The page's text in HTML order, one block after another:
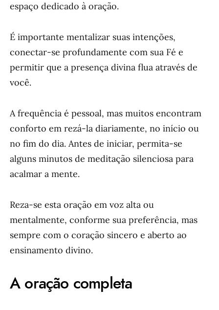
espaço dedicado à oração.
É importante mentalizar suas intenções,
conectar-se profundamente com sua Fé e
permitir que a presença divina flua através de
você.
A frequência é pessoal, mas muitos encontram
conforto em rezá-la diariamente, no início ou
no fim do dia. Antes de iniciar, permita-se
alguns minutos de meditação silenciosa para
acalmar a mente.
Reza-se esta oração em voz alta ou
mentalmente, conforme sua preferência, mas
sempre com o coração sincero e aberto ao
ensinamento divino.
A oração completa